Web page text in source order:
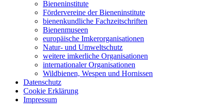
Bieneninstitute
Fördervereine der Bieneninstitute
bienenkundliche Fachzeitschriften
Bienenmuseen
europäische Imkerorganisationen
Natur- und Umweltschutz
weitere imkerliche Organisationen
internationaler Organisationen
Wildbienen, Wespen und Hornissen
Datenschutz
Cookie Erklärung
Impressum